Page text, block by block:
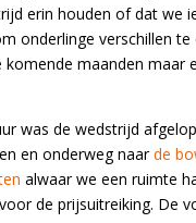
erin houden of dat we
onderlinge verschillen te
komende maanden maar
was de wedstrijd
en onderweg naarde
alwaar we een ruimte
de prijsuitreiking. De